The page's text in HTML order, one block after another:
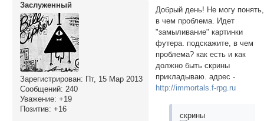
Заслуженный
Зарегистрирован: Пт, 15 Мар 2013
Сообщений: 240
Уважение: +19
Позитив: +16
Добрый день! Не могу понять,
в чем проблема. Идет
"замыливание" картинки
футера. подскажите, в чем
проблема? как есть и как
должно быть скрины
прикладываю. адрес -
http://immortals.f-rpg.ru
скрины